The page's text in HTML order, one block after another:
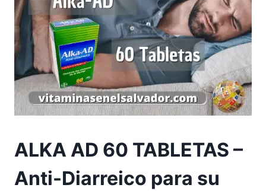
ALKA AD 60 TABLETAS –
Anti-Diarreico para su